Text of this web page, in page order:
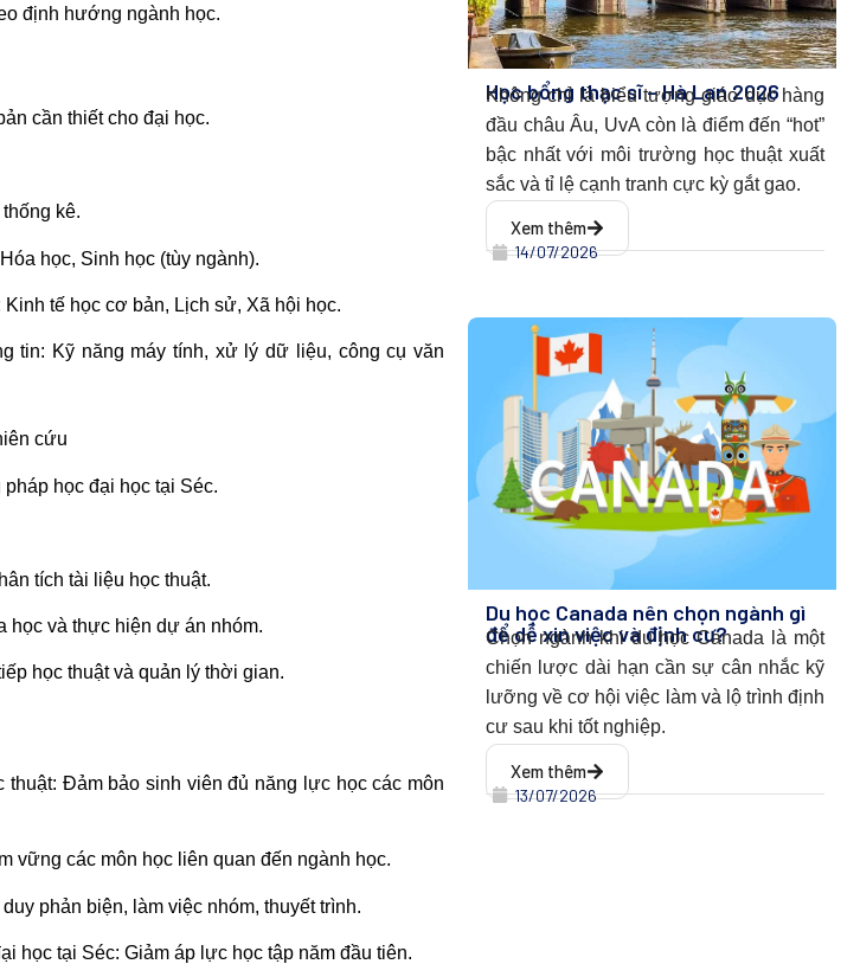
định hướng ngành học.
cần thiết cho đại học.
kê.
học, Sinh học (tùy ngành).
tế học cơ bản, Lịch sử, Xã hội học.
tin: Kỹ năng máy tính, xử lý dữ liệu, công cụ văn
cứu
học đại học tại Séc.
tích tài liệu học thuật.
học và thực hiện dự án nhóm.
học thuật và quản lý thời gian.
thuật: Đảm bảo sinh viên đủ năng lực học các môn
vững các môn học liên quan đến ngành học.
phản biện, làm việc nhóm, thuyết trình.
học tại Séc: Giảm áp lực học tập năm đầu tiên.
Học bổng thạc sĩ – Hà Lan 2026
Không chỉ là biểu tượng giáo dục hàng
đầu châu Âu, UvA còn là điểm đến “hot”
bậc nhất với môi trường học thuật xuất
sắc và tỉ lệ cạnh tranh cực kỳ gắt gao.
Xem thêm
14/07/2026
Du học Canada nên chọn ngành gì
để dễ xin việc và định cư?
Chọn ngành khi du học Canada là một
chiến lược dài hạn cần sự cân nhắc kỹ
lưỡng về cơ hội việc làm và lộ trình định
cư sau khi tốt nghiệp.
Xem thêm
13/07/2026